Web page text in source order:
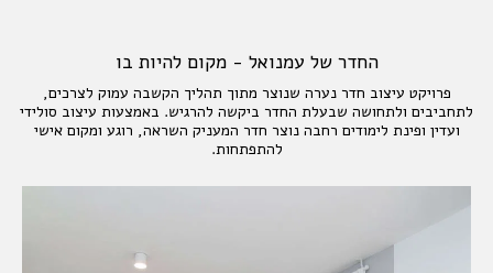
החדר של עמנואל - מקום להיות בו
פרויקט עיצוב חדר נערה שנוצר מתוך תהליך הקשבה עמוק לצרכים,
לתחביבים ולתחושה שבעלת החדר ביקשה להרגיש. באמצעות עיצוב סולידי
ועדין ופינת לימודים רחבה נוצר חדר המעניק השראה, רוגע ומקום אישי
להתפתחות.